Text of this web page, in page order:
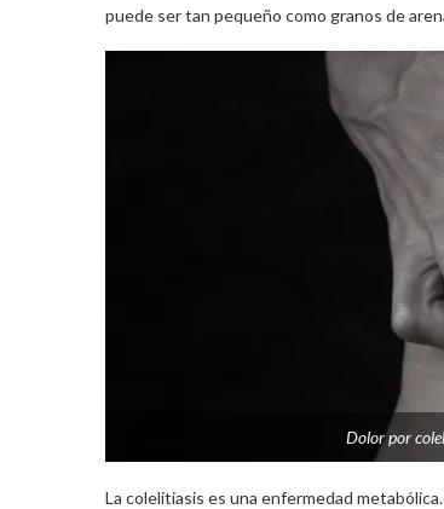
puede ser tan pequeño como granos de
Dolor por
La colelitiasis es una enfermedad metabólica.